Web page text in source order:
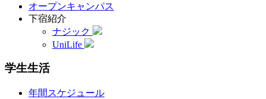
オープンキャンパス
下宿紹介
ナジック
UniLife
学生生活
年間スケジュール